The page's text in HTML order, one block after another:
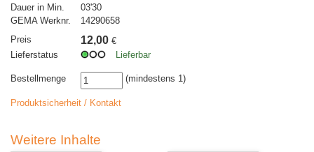
Dauer in Min.
03'30
GEMA Werknr.
14290658
Preis
12,00 €
Lieferstatus
Lieferbar
Bestellmenge (mindestens 1)
Produktsicherheit / Kontakt
Weitere Inhalte